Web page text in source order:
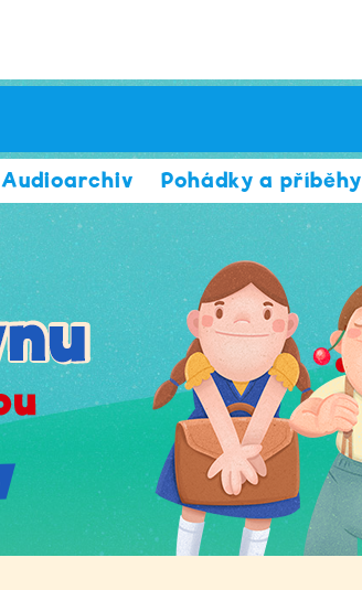
Audioarchiv Pohádky a příběhy